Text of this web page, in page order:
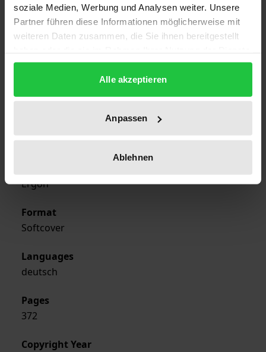
soziale Medien, Werbung und Analysen weiter. Unsere
Partner führen diese Informationen möglicherweise mit
weiteren Daten zusammen, die Sie ihnen bereitgestellt
gesammelt haben.
Alle akzeptieren
Anpassen
Ablehnen
Subtitle
Der Wandel in den Beziehungen zwischen einer
religiösen Institution und dem marokkanischen
Publication Date
Jan 1, 1999
Year of Publication
1999
Ergon
Format
Softcover
Languages
deutsch
Pages
372
Copyright Year